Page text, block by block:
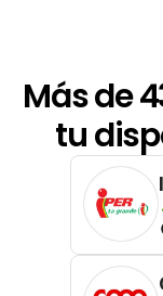
Más de
tu